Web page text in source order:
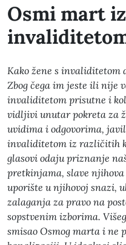
Osmi mart
Kako žene s invaliditetom
Zbog čega im jeste ili nije
invaliditetom prisutne i
vidljivi unutar pokreta za
uvidima i odgovorima,
invaliditetom iz različitih
glasovi odaju priznanje
pretkinjama, slave
uporište u njihovoj snazi,
zalaganja za pravo na
sopstvenim izborima.
smisao Osmog marta i ne